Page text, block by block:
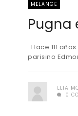
MELANGE
Pugna
Hace 111
parisino
ELIA
0